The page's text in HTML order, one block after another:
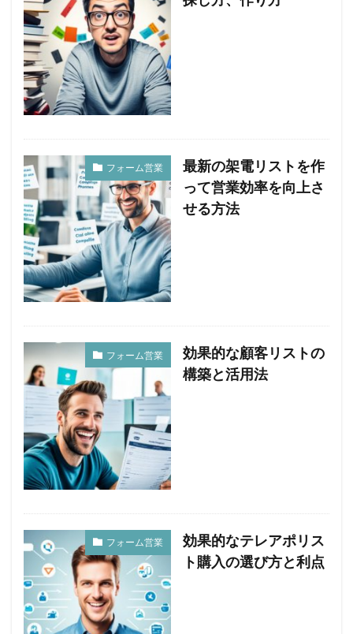
フォーム営業
最新の架電リストを作
って営業効率を向上さ
せる方法
フォーム営業
効果的な顧客リストの
構築と活用法
フォーム営業
効果的なテレアポリス
ト購入の選び方と利点